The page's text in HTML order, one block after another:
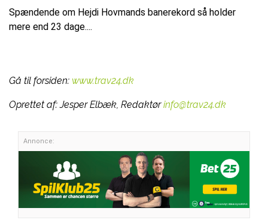
Spændende om Hejdi Hovmands banerekord så holder
mere end 23 dage....
Gå til forsiden: www.trav24.dk
Oprettet af:Jesper Elbæk, Redaktør info@trav24.dk
Annonce: